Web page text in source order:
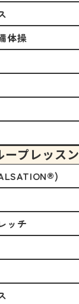
体操
ープレッスン
ッチ